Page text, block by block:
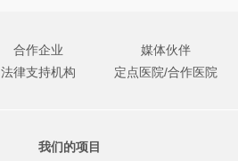
合作企业
媒体伙伴
法律支持机构 定点医院/合作医院
我们的项目